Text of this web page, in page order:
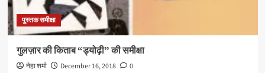
पुस्तक समीक्षा
गुलज़ार की किताब “ड्योढ़ी” की समीक्षा
नेहा शर्मा December 16, 2018
0